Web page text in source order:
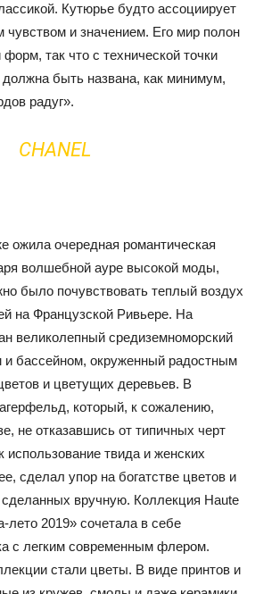
Кутюрье будто ассоциирует
и значением. Его мир полон
так что с технической точки
должна быть названа, как минимум,
радуг».
CHANEL
ожила очередная романтическая
волшебной ауре высокой моды,
было почувствовать теплый воздух
на Французской Ривьере. На
великолепный средиземноморский
бассейном, окруженный радостным
и цветущих деревьев. В
который, к сожалению,
не отказавшись от типичных черт
использование твида и женских
сделал упор на богатстве цветов и
вручную. Коллекция Haute
лето 2019» сочетала в себе
с легким современным флером.
стали цветы. В виде принтов и